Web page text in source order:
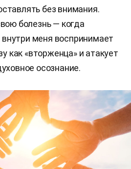
без внимания.
болезнь — когда
меня воспринимает
как «вторженца» и атакует
осознание.